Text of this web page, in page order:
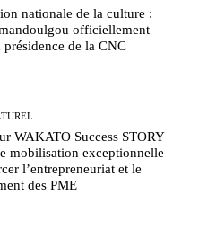
nationale de la culture :
officiellement
présidence de la CNC
WAKATO Success STORY
mobilisation exceptionnelle
l’entrepreneuriat et le
des PME